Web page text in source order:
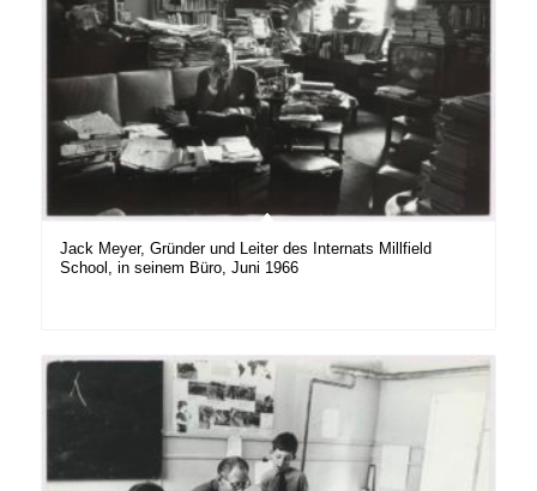
Jack Meyer, Gründer und Leiter des Internats Millfield
School, in seinem Büro, Juni 1966